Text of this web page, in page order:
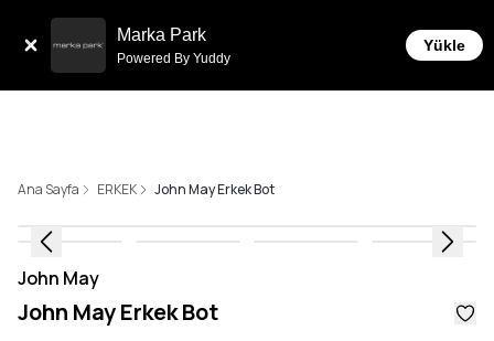
Marka Park
Powered By Yuddy
Yükle
Ana Sayfa ERKEK John May Erkek Bot
John May
John May Erkek Bot